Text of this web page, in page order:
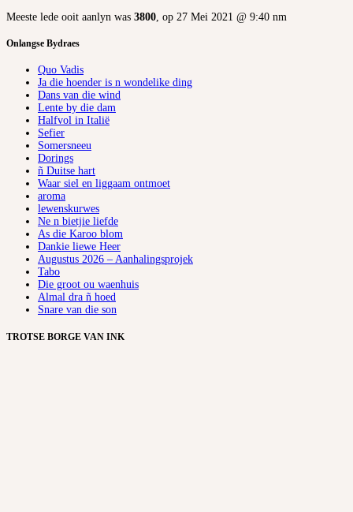
Meeste lede ooit aanlyn was 3800 , op 27 Mei 2021 @ 9:40 nm
Onlangse Bydraes
Quo Vadis
Ja die hoender is n wondelike ding
Dans van die wind
Lente by die dam
Halfvol in Italië
Sefier
Somersneeu
Dorings
ñ Duitse hart
Waar siel en liggaam ontmoet
aroma
lewenskurwes
Ne n bietjie liefde
As die Karoo blom
Dankie liewe Heer
Augustus 2026 – Aanhalingsprojek
Tabo
Die groot ou waenhuis
Almal dra ñ hoed
Snare van die son
TROTSE BORGE VAN INK